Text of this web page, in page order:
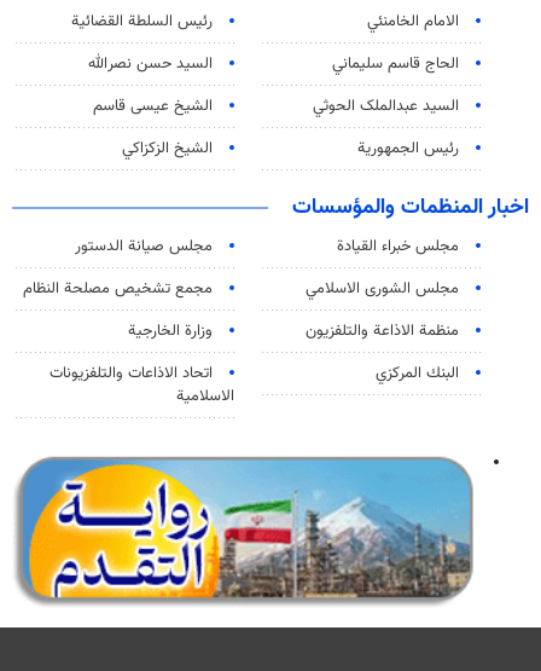
الامام الخامنئي
رئیس السلطة القضائیة
الحاج قاسم سليماني
السيد حسن نصرالله
السید عبدالملک الحوثي
الشيخ عيسى قاسم
رئيس الجمهورية
الشيخ الزكزاكي
اخبار المنظمات والمؤسسات
مجلس خبراء القيادة
مجلس صيانة الدستور
مجلس الشورى الاسلامي
مجمع تشخيص مصلحة النظام
منظمة الاذاعة والتلفزیون
وزارة الخارجية
البنك المركزي
اتحاد الاذاعات والتلفزيونات
الاسلامية